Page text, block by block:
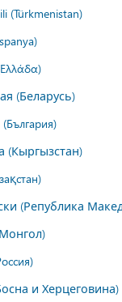
(Türkmenistan)
(Беларусь)
(Кыргызстан)
(Република
и Херцеговина)